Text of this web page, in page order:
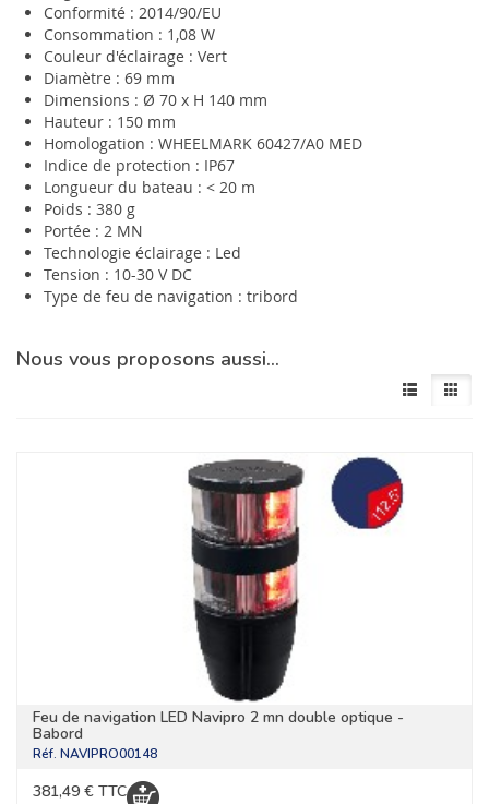
Conformité : 2014/90/EU
Consommation : 1,08 W
Couleur d'éclairage : Vert
Diamètre : 69 mm
Dimensions : Ø 70 x H 140 mm
Hauteur : 150 mm
Homologation : WHEELMARK 60427/A0 MED
Indice de protection : IP67
Longueur du bateau : < 20 m
Poids : 380 g
Portée : 2 MN
Technologie éclairage : Led
Tension : 10-30 V DC
Type de feu de navigation : tribord
Nous vous proposons aussi…
Feu de navigation LED Navipro 2 mn double optique -
Babord
Réf. NAVIPRO00148
381,49 € TTC